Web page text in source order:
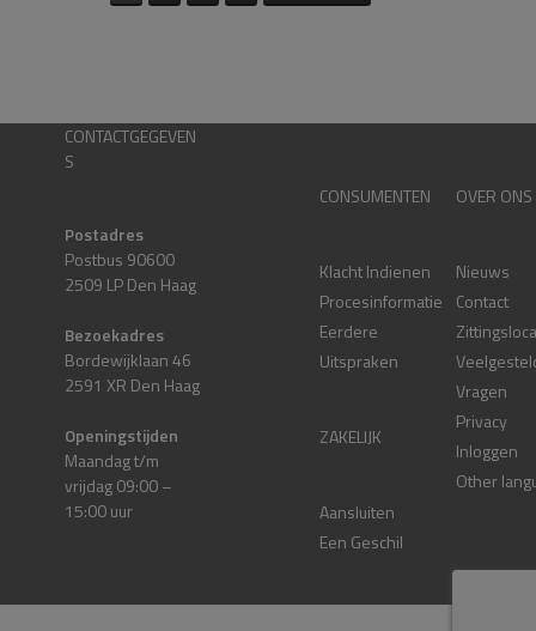
CONTACTGEGEVEN
S
Postadres
Postbus 90600
2509 LP Den Haag
Bezoekadres
Bordewijklaan 46
2591 XR Den Haag
Openingstijden
Maandag t/m
vrijdag 09:00 –
15:00 uur
CONSUMENTEN
Klacht Indienen
Procesinformatie
Eerdere
Uitspraken
ZAKELIJK
Aansluiten
Een Geschil
OVER ONS
Nieuws
Contact
Vragen
Privacy
Inloggen
Other